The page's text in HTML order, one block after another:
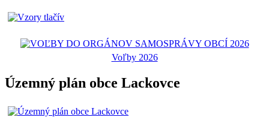
Voľby 2026
Územný plán obce Lackovce